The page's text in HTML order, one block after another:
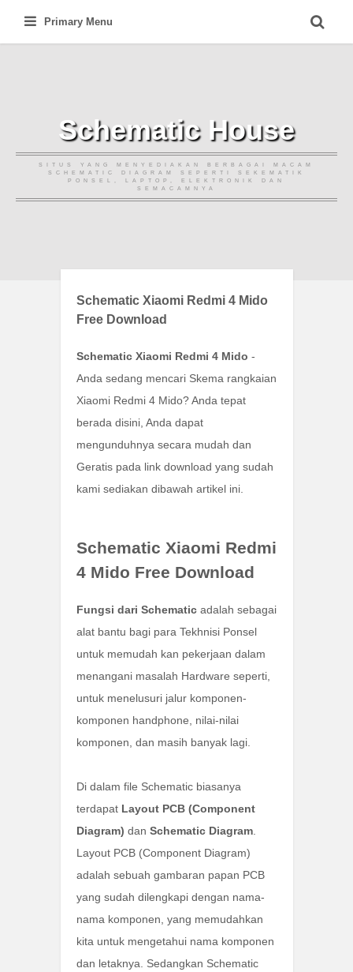
Primary Menu
Schematic House
SITUS YANG MENYEDIAKAN BERBAGAI MACAM
SCHEMATIC DIAGRAM SEPERTI SEKEMATIK
PONSEL, LAPTOP, ELEKTRONIK DAN
SEMACAMNYA
Schematic Xiaomi Redmi 4 Mido
Free Download
Schematic Xiaomi Redmi 4 Mido -
Anda sedang mencari Skema rangkaian
Xiaomi Redmi 4 Mido? Anda tepat
berada disini, Anda dapat
mengunduhnya secara mudah dan
Geratis pada link download yang sudah
kami sediakan dibawah artikel ini.
Schematic Xiaomi Redmi
4 Mido Free Download
Fungsi dari Schematicadalah sebagai
alat bantu bagi para Tekhnisi Ponsel
untuk memudah kan pekerjaan dalam
menangani masalah Hardware seperti,
untuk menelusuri jalur komponen-
komponen handphone, nilai-nilai
komponen, dan masih banyak lagi.
Di dalam file Schematic biasanya
terdapat Layout PCB (Component
Diagram) dan Schematic Diagram.
Layout PCB (Component Diagram)
adalah sebuah gambaran papan PCB
yang sudah dilengkapi dengan nama-
nama komponen, yang memudahkan
kita untuk mengetahui nama komponen
dan letaknya. Sedangkan Schematic